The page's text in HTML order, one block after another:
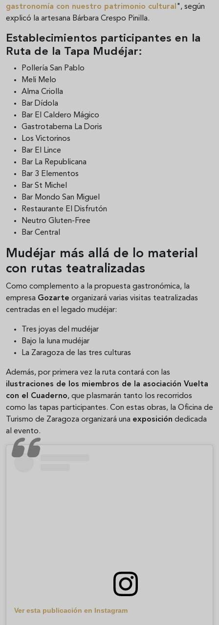
gastronomía con nuestro patrimonio cultural", según
explicó la artesana Bárbara Crespo Pinilla.
Establecimientos participantes en la
Ruta de la Tapa Mudéjar:
Pollería San Pablo
Meli Melo
Alma Criolla
Bar Dídola
Bar El Caldero Mágico
Gastrotaberna La Doris
Los Victorinos
Bar El Lince
Bar La Republicana
Bar 3 Elementos
Bar St Michel
Bar Mondo San Miguel
Restaurante El Disfrutón
Neutro Gluten-Free
Bar Central
Mudéjar más allá de lo material
con rutas teatralizadas
Como complemento a la propuesta gastronómica, la
empresa Gozarte organizará varias visitas teatralizadas
centradas en el legado mudéjar:
Tres joyas del mudéjar
Bajo la luna mudéjar
La Zaragoza de las tres culturas
Además, por primera vez la ruta contará con las
ilustraciones de los miembros de la asociación Vuelta
con el Cuaderno, que plasmarán tanto los recorridos
como las tapas participantes. Con estas obras, la Oficina de
Turismo de Zaragoza organizará una exposición dedicada
al evento.
Ver esta publicación en Instagram